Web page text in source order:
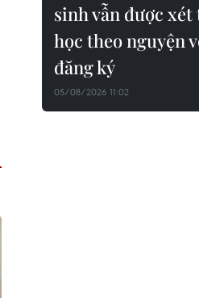
sinh vẫn được xét
học theo nguyện
đăng ký
05/08/2026 11:02